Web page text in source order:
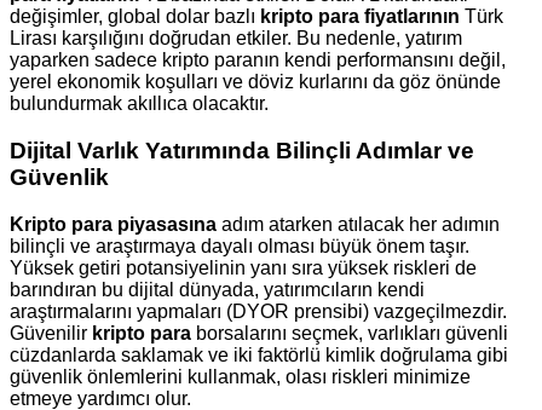
değişimler, global dolar bazlı kripto para fiyatlarının Türk
Lirası karşılığını doğrudan etkiler. Bu nedenle, yatırım
yaparken sadece kripto paranın kendi performansını değil,
yerel ekonomik koşulları ve döviz kurlarını da göz önünde
bulundurmak akıllıca olacaktır.
Dijital Varlık Yatırımında Bilinçli Adımlar ve
Güvenlik
Kripto para piyasasına adım atarken atılacak her adımın
bilinçli ve araştırmaya dayalı olması büyük önem taşır.
Yüksek getiri potansiyelinin yanı sıra yüksek riskleri de
barındıran bu dijital dünyada, yatırımcıların kendi
araştırmalarını yapmaları (DYOR prensibi) vazgeçilmezdir.
Güvenilir kripto para borsalarını seçmek, varlıkları güvenli
cüzdanlarda saklamak ve iki faktörlü kimlik doğrulama gibi
güvenlik önlemlerini kullanmak, olası riskleri minimize
etmeye yardımcı olur.